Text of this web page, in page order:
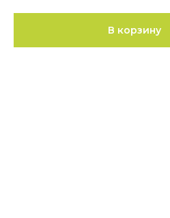
В корзину